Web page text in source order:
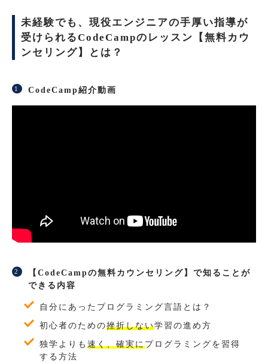
未経験でも、現役エンジニアの手厚い指導が
受けられるCodeCampのレッスン【無料カウ
ンセリング】とは？
CodeCamp紹介動画
【CodeCampの無料カウンセリング】で知ることが
できる内容
自分にあったプログラミング言語とは？
初心者のための挫折しない学習の進め方
独学よりも 速く、確実に プログラミングを習得
する方法